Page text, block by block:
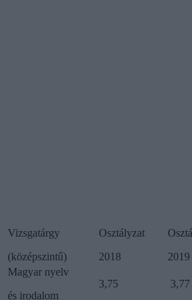
Vizsgatárgy
(középszintű)
Osztályzat
2018
2019
Magyar nyelv
és irodalom
3,75 3,77